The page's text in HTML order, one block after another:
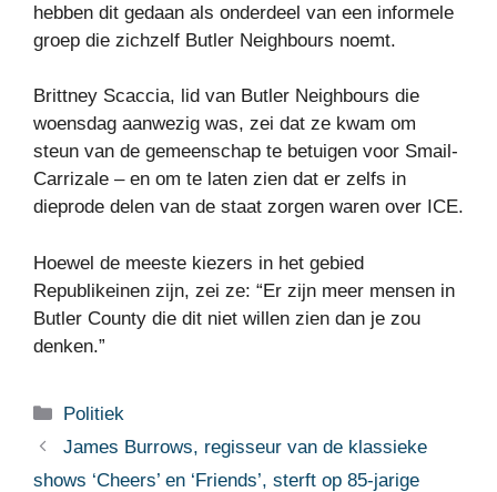
hebben dit gedaan als onderdeel van een informele
groep die zichzelf Butler Neighbours noemt.
Brittney Scaccia, lid van Butler Neighbours die
woensdag aanwezig was, zei dat ze kwam om
steun van de gemeenschap te betuigen voor Smail-
Carrizale – en om te laten zien dat er zelfs in
dieprode delen van de staat zorgen waren over ICE.
Hoewel de meeste kiezers in het gebied
Republikeinen zijn, zei ze: “Er zijn meer mensen in
Butler County die dit niet willen zien dan je zou
denken.”
Categorieën
Politiek
James Burrows, regisseur van de klassieke
shows ‘Cheers’ en ‘Friends’, sterft op 85-jarige